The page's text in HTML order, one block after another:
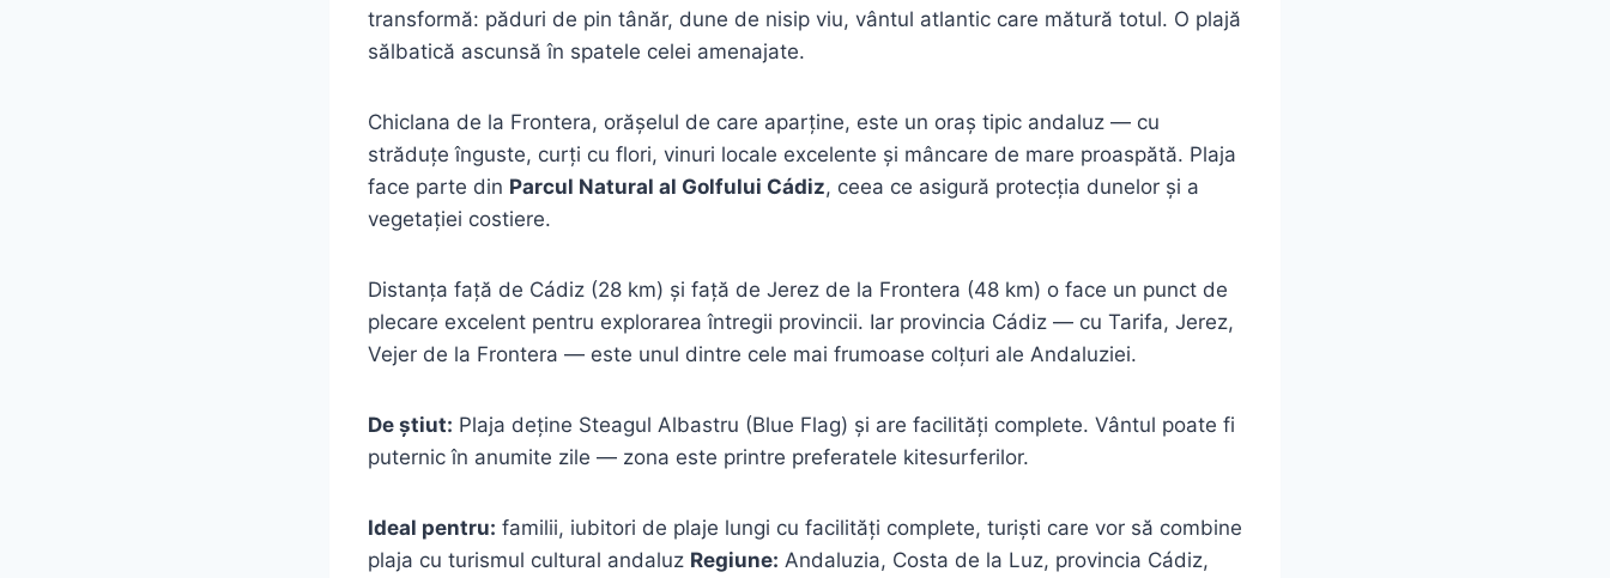
transformă: păduri de pin tânăr, dune de nisip viu, vântul atlantic care mătură totul. O plajă
sălbatică ascunsă în spatele celei amenajate.
Chiclana de la Frontera, orășelul de care aparține, este un oraș tipic andaluz — cu
străduțe înguste, curți cu flori, vinuri locale excelente și mâncare de mare proaspătă. Plaja
face parte din Parcul Natural al Golfului Cádiz, ceea ce asigură protecția dunelor și a
vegetației costiere.
Distanța față de Cádiz (28 km) și față de Jerez de la Frontera (48 km) o face un punct de
plecare excelent pentru explorarea întregii provincii. Iar provincia Cádiz — cu Tarifa, Jerez,
Vejer de la Frontera — este unul dintre cele mai frumoase colțuri ale Andaluziei.
De știut: Plaja deține Steagul Albastru (Blue Flag) și are facilități complete. Vântul poate fi
puternic în anumite zile — zona este printre preferatele kitesurferilor.
Ideal pentru: familii, iubitori de plaje lungi cu facilități complete, turiști care vor să combine
plaja cu turismul cultural andaluz Regiune: Andaluzia, Costa de la Luz, provincia Cádiz,